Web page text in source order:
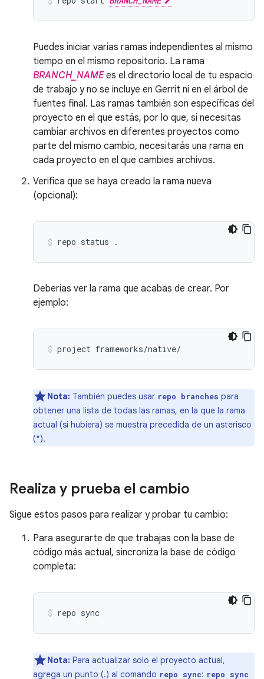
Puedes iniciar varias ramas independientes al mismo
tiempo en el mismo repositorio. La rama
BRANCH_NAMEes el directorio local de tu espacio
de trabajo y no se incluye en Gerrit ni en el árbol de
fuentes final. Las ramas también son específicas del
proyecto en el que estás, por lo que, si necesitas
cambiar archivos en diferentes proyectos como
parte del mismo cambio, necesitarás una rama en
cada proyecto en el que cambies archivos.
Verifica que se haya creado la rama nueva
(opcional):
repo status .
Deberías ver la rama que acabas de crear. Por
ejemplo:
project frameworks/native/
Nota: También puedes usar repo branches para
obtener una lista de todas las ramas, en la que la rama
actual (si hubiera) se muestra precedida de un asterisco
(*).
Realiza y prueba el cambio
Sigue estos pasos para realizar y probar tu cambio:
Para asegurarte de que trabajas con la base de
código más actual, sincroniza la base de código
completa:
repo sync
Nota: Para actualizar solo el proyecto actual,
agrega un punto (.) al comando repo sync: repo sync